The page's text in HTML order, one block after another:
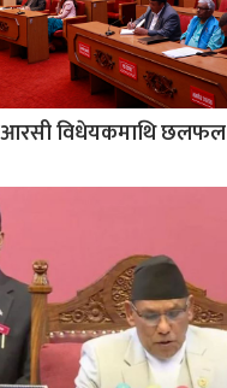
टीआरसी विधेयकमाथि छलफल